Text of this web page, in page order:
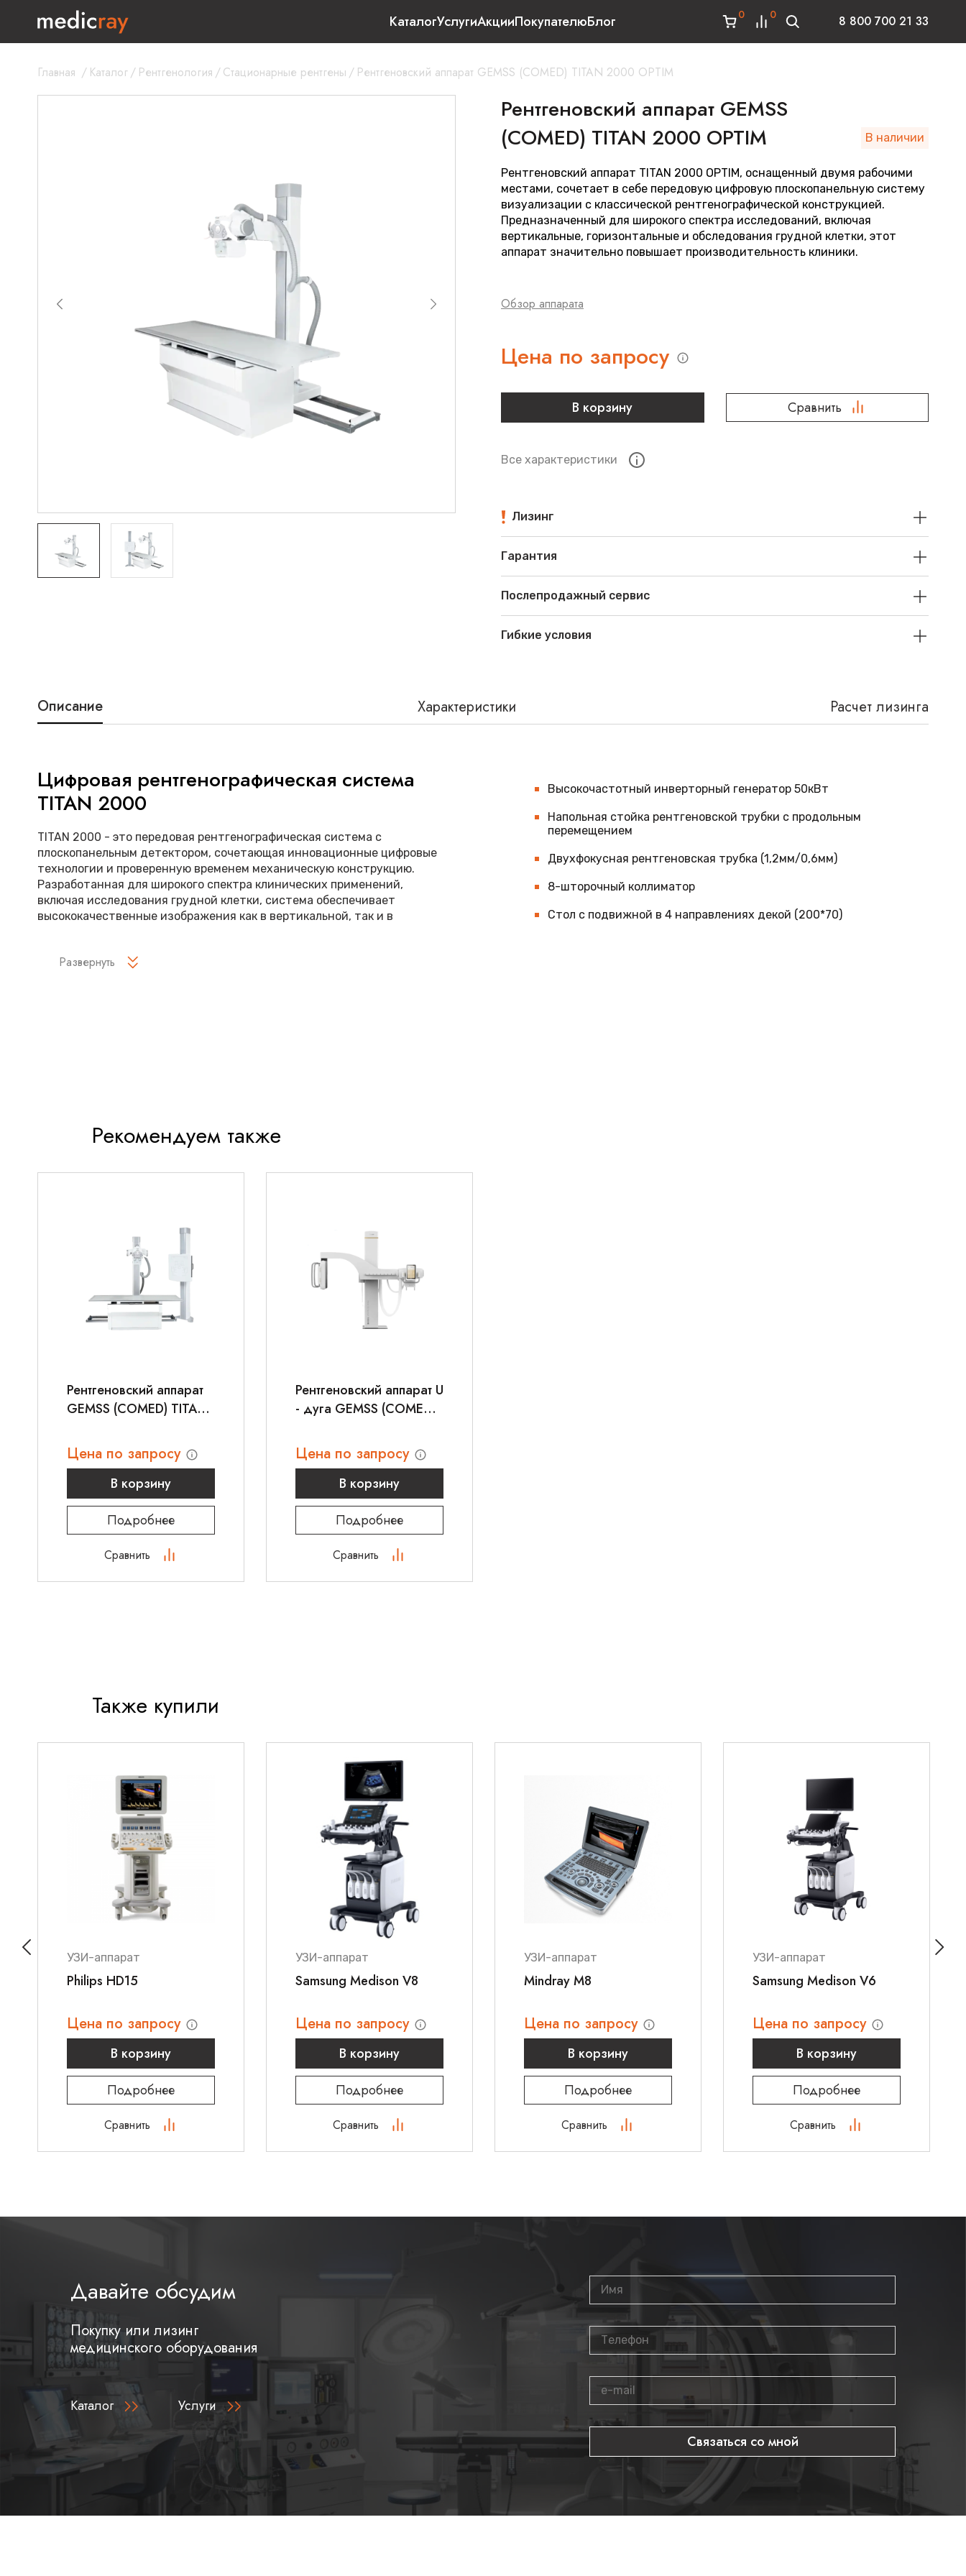
КаталогУслугиАкцииПокупателюБлог 0 0 8 800 700 21 33
Главная / Каталог/ Рентгенология /Стационарные рентгены / Рентгеновский аппарат GEMSS (COMED) TITAN 2000 OPTIM
Рентгеновский аппарат GEMSS
(COMED) TITAN 2000 OPTIM
В наличии
Рентгеновский аппарат TITAN 2000 OPTIM, оснащенный двумя рабочими
местами, сочетает в себе передовую цифровую плоскопанельную систему
визуализации с классической рентгенографической конструкцией.
Предназначенный для широкого спектра исследований, включая
вертикальные, горизонтальные и обследования грудной клетки, этот
аппарат значительно повышает производительность клиники.
Обзор аппарата
Цена по запросу
В корзину Сравнить
Все характеристики
Лизинг
Гарантия
Послепродажный сервис
Гибкие условия
Описание Характеристики Расчет лизинга
Цифровая рентгенографическая система
TITAN 2000
TITAN 2000 - это передовая рентгенографическая система с
плоскопанельным детектором, сочетающая инновационные цифровые
технологии и проверенную временем механическую конструкцию.
Разработанная для широкого спектра клинических применений,
включая исследования грудной клетки, система обеспечивает
высококачественные изображения как в вертикальной, так и в
Ключевые особенности:
TITAN 2000 представляет собой оптимальное решение для
технологии, превосходное качество изображения и эффективность
Высокочастотный инверторный генератор 50кВт
Напольная стойка рентгеновской трубки с продольным
перемещением
Двухфокусная рентгеновская трубка (1,2мм/0,6мм)
8-шторочный коллиматор
Стол с подвижной в 4 направлениях декой (200*70)
Развернуть
Рекомендуем также
Рентгеновский аппарат
GEMSS (COMED) TITAN
Цена по запросу
В корзину
Подробнее
Сравнить
Рентгеновский аппарат U
- дуга GEMSS (COMED)
Цена по запросу
В корзину
Подробнее
Сравнить
Также купили
УЗИ-аппарат
Philips HD15
Цена по запросу
В корзину
Подробнее
Сравнить
УЗИ-аппарат
Samsung Medison V8
Цена по запросу
В корзину
Подробнее
Сравнить
УЗИ-аппарат
Mindray M8
Цена по запросу
В корзину
Подробнее
Сравнить
УЗИ-аппарат
Samsung Medison V6
Цена по запросу
В корзину
Подробнее
Сравнить
Давайте обсудим
Покупку или лизинг
медицинского оборудования
Каталог
Услуги
Связаться со мной